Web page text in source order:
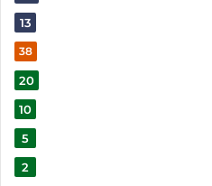
13
38
20
10
5
2